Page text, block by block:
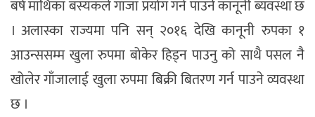
बर्ष माथिका बस्यकले गाँजा प्रयोग गर्न पाउने कानूनी ब्यवस्था छ
। अलास्का राज्यमा पनि सन् २०१६ देखि कानूनी रुपका १
आउन्ससम्म खुला रुपमा बोकेर हिड्न पाउनु को साथै पसल नै
खोलेर गाँजालाई खुला रुपमा बिक्री बितरण गर्न पाउने व्यवस्था
छ ।